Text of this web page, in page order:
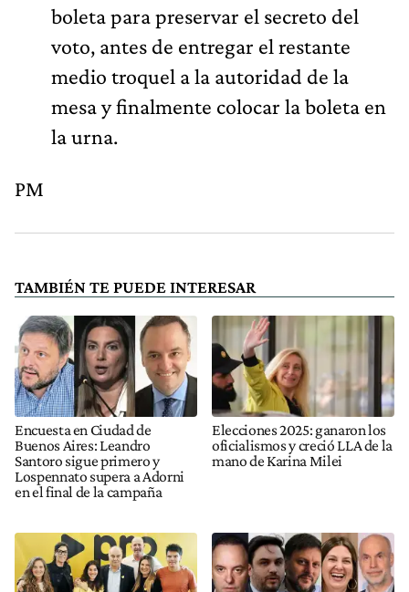
boleta para preservar el secreto del
voto, antes de entregar el restante
medio troquel a la autoridad de la
mesa y finalmente colocar la boleta en
la urna.
PM
TAMBIÉN TE PUEDE INTERESAR
Encuesta en Ciudad de
Buenos Aires: Leandro
Santoro sigue primero y
Lospennato supera a Adorni
en el final de la campaña
Elecciones 2025: ganaron los
oficialismos y creció LLA de la
mano de Karina Milei